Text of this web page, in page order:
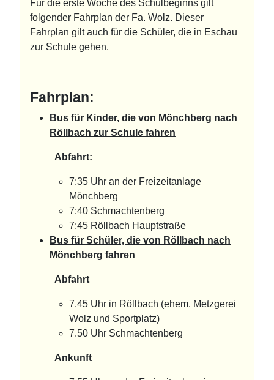
Für die erste Woche des Schulbeginns gilt
folgender Fahrplan der Fa. Wolz. Dieser
Fahrplan gilt auch für die Schüler, die in Eschau
zur Schule gehen.
Fahrplan:
Bus für Kinder, die von Mönchberg nach
Röllbach zur Schule fahren
Abfahrt:
7:35 Uhr an der Freizeitanlage
Mönchberg
7:40 Schmachtenberg
7:45 Röllbach Hauptstraße
Bus für Schüler, die von Röllbach nach
Mönchberg fahren
Abfahrt
7.45 Uhr in Röllbach (ehem. Metzgerei
Wolz und Sportplatz)
7.50 Uhr Schmachtenberg
Ankunft